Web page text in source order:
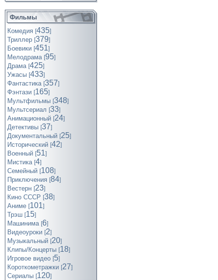
Фильмы
Комедия [435]
Триллер [379]
Боевики [451]
Мелодрама [95]
Драма [425]
Ужасы [433]
Фантастика [357]
Фэнтази [165]
Мультфильмы [348]
Мультсериал [33]
Анимационный [24]
Детективы [37]
Документальный [25]
Исторический [42]
Военный [51]
Мистика [4]
Семейный [108]
Приключения [84]
Вестерн [23]
Кино СССР [38]
Аниме [101]
Трэш [15]
Машинима [6]
Видеоуроки [2]
Музыкальный [20]
Клипы/Концерты [18]
Игровое видео [5]
Короткометражки [27]
Cериалы [120]